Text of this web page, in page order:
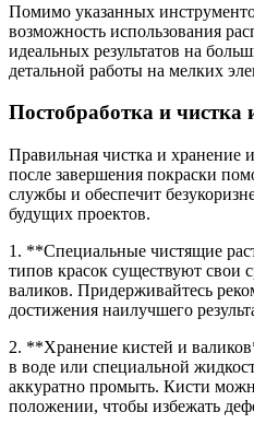
Помимо указанных
возможность использования
идеальных результатов на
детальной работы на мелких
Постобработка и чистка
Правильная чистка и хранение
после завершения покраски
службы и обеспечит
будущих проектов.
1. **Специальные чистящие
типов красок существуют свои
валиков. Придерживайтесь
достижения наилучшего
2. **Хранение кистей и
в воде или специальной
аккуратно промыть. Кисти
положении, чтобы избежать